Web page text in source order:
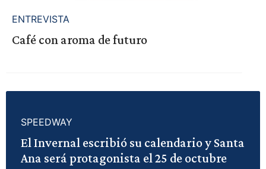
ENTREVISTA
Café con aroma de futuro
SPEEDWAY
El Invernal escribió su calendario y Santa
Ana será protagonista el 25 de octubre